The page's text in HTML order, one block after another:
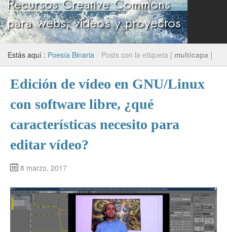
Estás aquí : Poesía Binaria / Posts con la etiqueta [ multicapa ]
Edición de vídeo en GNU/Linux
con software libre, ¿qué
características necesito para
editar vídeo?
8 marzo, 2017